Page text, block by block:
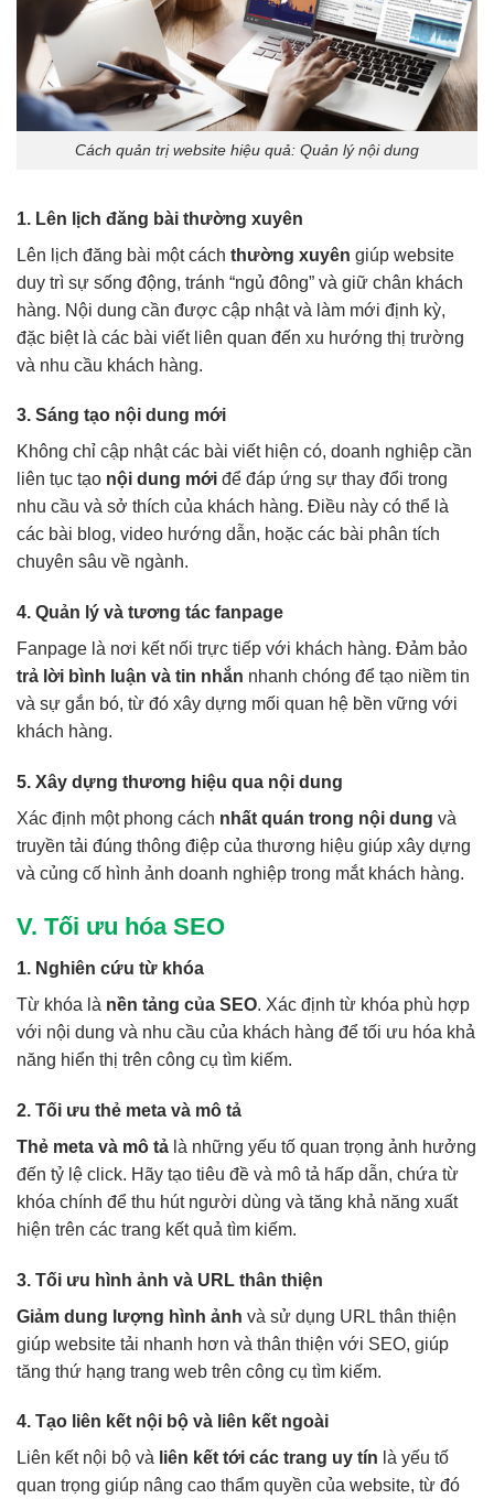
Cách quản trị website hiệu quả: Quản lý nội dung
1. Lên lịch đăng bài thường xuyên
Lên lịch đăng bài một cách thường xuyên giúp website
duy trì sự sống động, tránh “ngủ đông” và giữ chân khách
hàng. Nội dung cần được cập nhật và làm mới định kỳ,
đặc biệt là các bài viết liên quan đến xu hướng thị trường
và nhu cầu khách hàng.
3. Sáng tạo nội dung mới
Không chỉ cập nhật các bài viết hiện có, doanh nghiệp cần
liên tục tạo nội dung mới để đáp ứng sự thay đổi trong
nhu cầu và sở thích của khách hàng. Điều này có thể là
các bài blog, video hướng dẫn, hoặc các bài phân tích
chuyên sâu về ngành.
4. Quản lý và tương tác fanpage
Fanpage là nơi kết nối trực tiếp với khách hàng. Đảm bảo
trả lời bình luận và tin nhắn nhanh chóng để tạo niềm tin
và sự gắn bó, từ đó xây dựng mối quan hệ bền vững với
khách hàng.
5. Xây dựng thương hiệu qua nội dung
Xác định một phong cách nhất quán trong nội dung và
truyền tải đúng thông điệp của thương hiệu giúp xây dựng
và củng cố hình ảnh doanh nghiệp trong mắt khách hàng.
V. Tối ưu hóa SEO
1. Nghiên cứu từ khóa
Từ khóa là nền tảng của SEO. Xác định từ khóa phù hợp
với nội dung và nhu cầu của khách hàng để tối ưu hóa khả
năng hiển thị trên công cụ tìm kiếm.
2. Tối ưu thẻ meta và mô tả
Thẻ meta và mô tả là những yếu tố quan trọng ảnh hưởng
đến tỷ lệ click. Hãy tạo tiêu đề và mô tả hấp dẫn, chứa từ
khóa chính để thu hút người dùng và tăng khả năng xuất
hiện trên các trang kết quả tìm kiếm.
3. Tối ưu hình ảnh và URL thân thiện
Giảm dung lượng hình ảnh và sử dụng URL thân thiện
giúp website tải nhanh hơn và thân thiện với SEO, giúp
tăng thứ hạng trang web trên công cụ tìm kiếm.
4. Tạo liên kết nội bộ và liên kết ngoài
Liên kết nội bộ và liên kết tới các trang uy tín là yếu tố
quan trọng giúp nâng cao thẩm quyền của website, từ đó